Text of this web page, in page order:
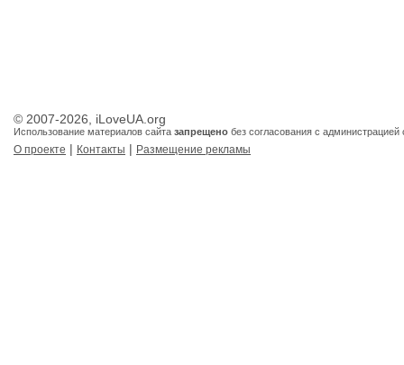
© 2007-2026, iLoveUA.org
Использование материалов сайта запрещено без согласования с администрацией
О проекте | Контакты | Размещение рекламы